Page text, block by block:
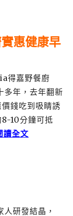
惠健康早
得嘉野餐廚
多年，去年翻新
錢吃到吸睛誘
10分鐘可抵
讀全文
研發結晶，